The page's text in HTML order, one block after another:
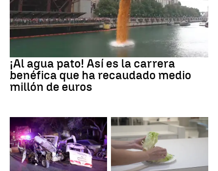
¡Al agua pato! Así es la carrera
benéfica que ha recaudado medio
millón de euros
SIRIA Brote